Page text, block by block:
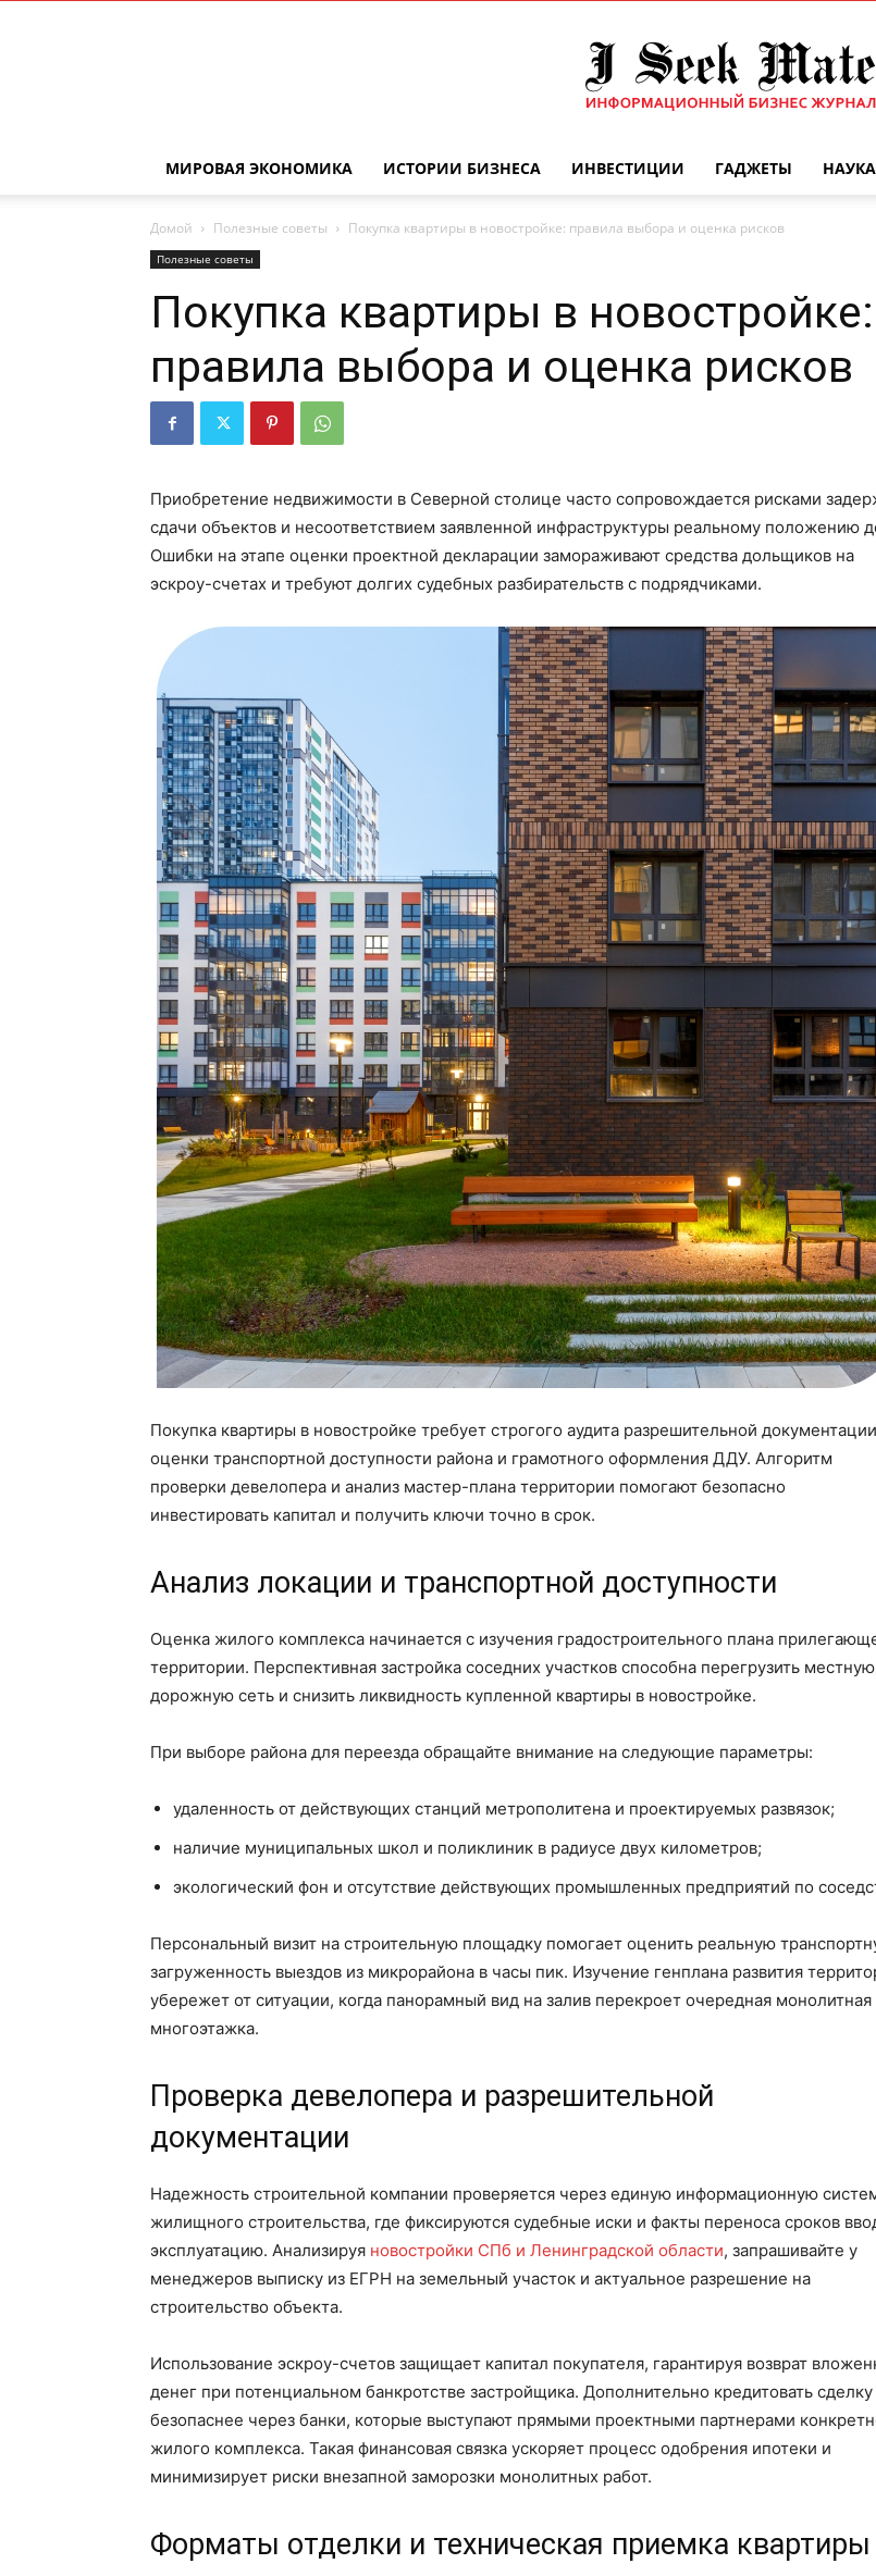
журнал
МИРОВАЯ ЭКОНОМИКА ИСТОРИИ БИЗНЕСА ИНВЕСТИЦИИ ГАДЖЕТЫ
Домой Полезные советы Покупка квартиры в новостройке: правила выбора и оценка рисков
Полезные советы
Покупка квартиры в новостройке:
правила выбора и оценка рисков
Приобретение недвижимости в Северной столице часто сопровождается рисками
сдачи объектов и несоответствием заявленной инфраструктуры реальному положению
Ошибки на этапе оценки проектной декларации замораживают средства дольщиков на
эскроу-счетах и требуют долгих судебных разбирательств с подрядчиками.
Покупка квартиры в новостройке требует строгого аудита разрешительной
оценки транспортной доступности района и грамотного оформления ДДУ. Алгоритм
проверки девелопера и анализ мастер-плана территории помогают безопасно
инвестировать капитал и получить ключи точно в срок.
Анализ локации и транспортной доступности
Оценка жилого комплекса начинается с изучения градостроительного плана
территории. Перспективная застройка соседних участков способна перегрузить местную
дорожную сеть и снизить ликвидность купленной квартиры в новостройке.
При выборе района для переезда обращайте внимание на следующие параметры:
удаленность от действующих станций метрополитена и проектируемых развязок;
наличие муниципальных школ и поликлиник в радиусе двух километров;
экологический фон и отсутствие действующих промышленных предприятий по
Персональный визит на строительную площадку помогает оценить реальную
загруженность выездов из микрорайона в часы пик. Изучение генплана развития
убережет от ситуации, когда панорамный вид на залив перекроет очередная монолитная
многоэтажка.
Проверка девелопера и разрешительной
документации
Надежность строительной компании проверяется через единую информационную
жилищного строительства, где фиксируются судебные иски и факты переноса сроков
эксплуатацию. Анализируя новостройки СПб и Ленинградской области, запрашивайте у
менеджеров выписку из ЕГРН на земельный участок и актуальное разрешение на
строительство объекта.
Использование эскроу-счетов защищает капитал покупателя, гарантируя возврат
денег при потенциальном банкротстве застройщика. Дополнительно кредитовать сделку
безопаснее через банки, которые выступают прямыми проектными партнерами
жилого комплекса. Такая финансовая связка ускоряет процесс одобрения ипотеки и
минимизирует риски внезапной заморозки монолитных работ.
Форматы отделки и техническая приемка квартиры